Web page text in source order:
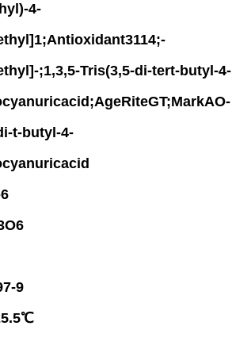
4-
;1,3,5-Tris(3,5-di-tert-butyl-4-
t-butyl-4-
9